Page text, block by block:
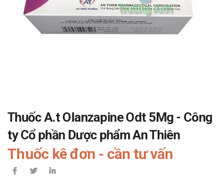
Thuốc A.t Olanzapine Odt 5Mg - Công
ty Cổ phần Dược phẩm An Thiên
Thuốc kê đơn - cần tư vấn